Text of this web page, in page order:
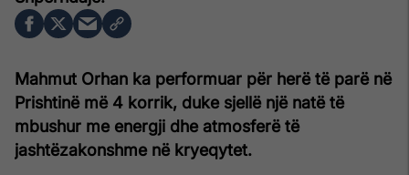
Mahmut Orhan ka performuar për herë të parë në
Prishtinë më 4 korrik, duke sjellë një natë të
mbushur me energji dhe atmosferë të
jashtëzakonshme në kryeqytet.